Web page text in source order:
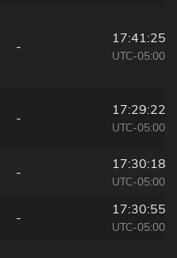
-
17:41:25
UTC-05:00
-
17:29:22
UTC-05:00
-
17:30:18
UTC-05:00
-
17:30:55
UTC-05:00